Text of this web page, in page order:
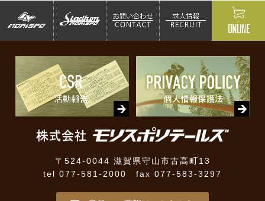
〒524-0044 滋賀県守山市古高町13
tel 077-581-2000 fax 077-583-3297